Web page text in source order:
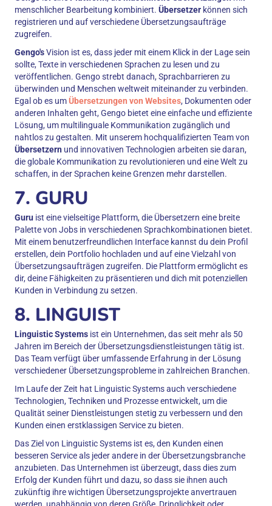
menschlicher Bearbeitung kombiniert. Übersetzer können sich
registrieren und auf verschiedene Übersetzungsaufträge
zugreifen.
Gengo'sVision ist es, dass jeder mit einem Klick in der Lage sein
sollte, Texte in verschiedenen Sprachen zu lesen und zu
veröffentlichen. Gengo strebt danach, Sprachbarrieren zu
überwinden und Menschen weltweit miteinander zu verbinden.
Egal ob es umÜbersetzungen von Websites, Dokumenten oder
anderen Inhalten geht, Gengo bietet eine einfache und effiziente
Lösung, um multilinguale Kommunikation zugänglich und
nahtlos zu gestalten. Mit unserem hochqualifizierten Team von
Übersetzern und innovativen Technologien arbeiten sie daran,
die globale Kommunikation zu revolutionieren und eine Welt zu
schaffen, in der Sprachen keine Grenzen mehr darstellen.
7. GURU
Guru ist eine vielseitige Plattform, die Übersetzern eine breite
Palette von Jobs in verschiedenen Sprachkombinationen bietet.
Mit einem benutzerfreundlichen Interface kannst du dein Profil
erstellen, dein Portfolio hochladen und auf eine Vielzahl von
Übersetzungsaufträgen zugreifen. Die Plattform ermöglicht es
dir, deine Fähigkeiten zu präsentieren und dich mit potenziellen
Kunden in Verbindung zu setzen.
8. LINGUIST
Linguistic Systems ist ein Unternehmen, das seit mehr als 50
Jahren im Bereich der Übersetzungsdienstleistungen tätig ist.
Das Team verfügt über umfassende Erfahrung in der Lösung
verschiedener Übersetzungsprobleme in zahlreichen Branchen.
Im Laufe der Zeit hat Linguistic Systems auch verschiedene
Technologien, Techniken und Prozesse entwickelt, um die
Qualität seiner Dienstleistungen stetig zu verbessern und den
Kunden einen erstklassigen Service zu bieten.
Das Ziel von Linguistic Systems ist es, den Kunden einen
besseren Service als jeder andere in der Übersetzungsbranche
anzubieten. Das Unternehmen ist überzeugt, dass dies zum
Erfolg der Kunden führt und dazu, so dass sie ihnen auch
zukünftig ihre wichtigen Übersetzungsprojekte anvertrauen